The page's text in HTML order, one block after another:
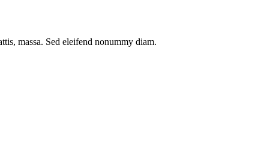
massa. Sed eleifend nonummy diam.